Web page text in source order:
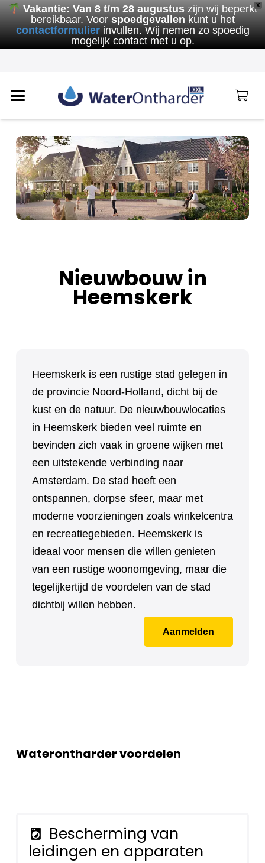
X
Vakantie: Van 8 t/m 28 augustuszijn wij beperkt
bereikbaar. Voor spoedgevallen kunt u het
contactformulierinvullen. Wij nemen zo spoedig
mogelijk contact met u op.
Nieuwbouw in
Heemskerk
Heemskerk is een rustige stad gelegen in
de provincie Noord-Holland, dicht bij de
kust en de natuur. De nieuwbouwlocaties
in Heemskerk bieden veel ruimte en
bevinden zich vaak in groene wijken met
een uitstekende verbinding naar
Amsterdam. De stad heeft een
ontspannen, dorpse sfeer, maar met
moderne voorzieningen zoals winkelcentra
en recreatiegebieden. Heemskerk is
ideaal voor mensen die willen genieten
van een rustige woonomgeving, maar die
tegelijkertijd de voordelen van de stad
dichtbij willen hebben.
Aanmelden
Waterontharder voordelen
local_laundry_service
Bescherming van
leidingen en apparaten